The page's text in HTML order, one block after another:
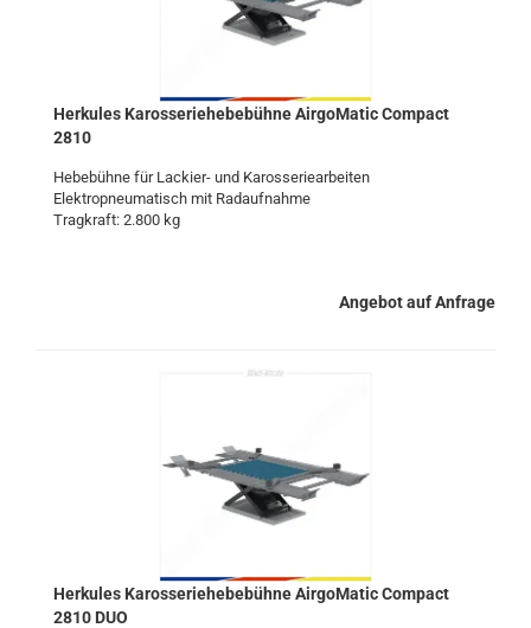
Her­ku­les Ka­ros­se­rie­he­be­büh­ne Air­go­Ma­tic Com­pact
2810
He­be­büh­ne für Lackier-​ und Ka­ros­se­rie­ar­bei­ten
Elek­tro­pneu­ma­tisch mit Rad­auf­nah­me
Trag­kraft: 2.800 kg
Angebot auf Anfrage
Her­ku­les Ka­ros­se­rie­he­be­büh­ne Air­go­Ma­tic Com­pact
2810 DUO